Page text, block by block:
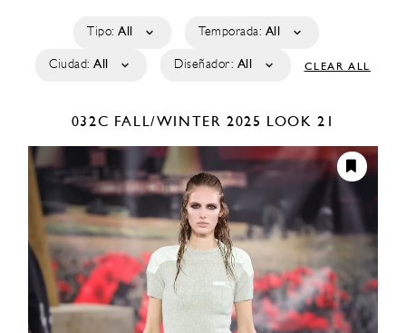
Tipo: All Temporada: All
Ciudad: All Diseñador: All CLEAR ALL
032C FALL/WINTER 2025 LOOK 21